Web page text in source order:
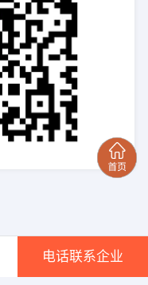
电话联系企业